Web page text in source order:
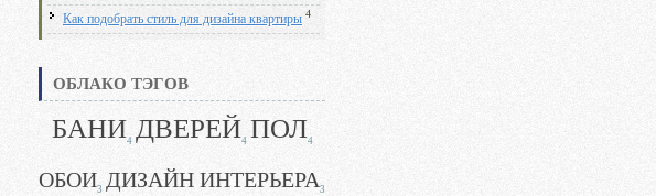
Как подобрать стиль для дизайна квартиры 4
ОБЛАКО ТЭГОВ
БАНИ4 ДВЕРЕЙ4 ПОЛ4
ОБОИ3 ДИЗАЙН ИНТЕРЬЕРА3